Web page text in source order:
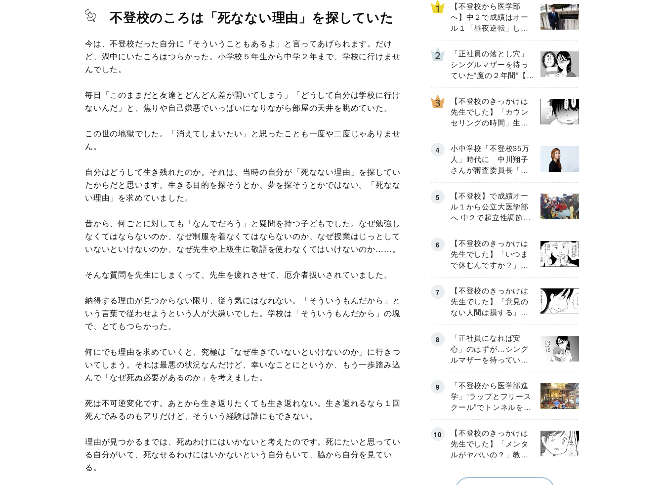
不登校のころは「死なない理由」を探していた
今は、不登校だった自分に「そういうこともあるよ」と言ってあげられます。だけ
ど、渦中にいたころはつらかった。小学校５年生から中学２年まで、学校に行けませ
んでした。
毎日「このままだと友達とどんどん差が開いてしまう」「どうして自分は学校に行け
ないんだ」と、焦りや自己嫌悪でいっぱいになりながら部屋の天井を眺めていた。
この世の地獄でした。「消えてしまいたい」と思ったことも一度や二度じゃありませ
ん。
自分はどうして生き残れたのか。それは、当時の自分が「死なない理由」を探してい
たからだと思います。生きる目的を探そうとか、夢を探そうとかではない。「死なな
い理由」を求めていました。
昔から、何ごとに対しても「なんでだろう」と疑問を持つ子どもでした。なぜ勉強し
なくてはならないのか、なぜ制服を着なくてはならないのか、なぜ授業はじっとして
いないといけないのか、なぜ先生や上級生に敬語を使わなくてはいけないのか……。
そんな質問を先生にしまくって、先生を疲れさせて、厄介者扱いされていました。
納得する理由が見つからない限り、従う気にはなれない。「そういうもんだから」と
いう言葉で従わせようという人が大嫌いでした。学校は「そういうもんだから」の塊
で、とてもつらかった。
何にでも理由を求めていくと、究極は「なぜ生きていないといけないのか」に行きつ
いてしまう。それは最悪の状況なんだけど、幸いなことにというか、もう一歩踏み込
んで「なぜ死ぬ必要があるのか」を考えました。
死は不可逆変化です。あとから生き返りたくても生き返れない。生き返れるなら１回
死んでみるのもアリだけど、そういう経験は誰にもできない。
理由が見つかるまでは、死ぬわけにはいかないと考えたのです。死にたいと思ってい
る自分がいて、死なせるわけにはいかないという自分もいて、脇から自分を見てい
る。
【不登校から医学部
へ】中２で成績はオー
ル１「昼夜逆転」した
わが子を”夜遊び”に連れ
出した母の気づき
「正社員の落とし穴」
シングルマザーを待っ
ていた“魔の２年間”【後
編】
【不登校のきっかけは
先生でした】「カウン
セリングの時間」生徒
の情報をバラしたの
は…《第２話》
小中学校「不登校35万
人」時代に 中川翔子
さんが審査委員長「不
登校生動画甲子園
2026」が開催
【不登校】で成績オー
ル１から公立大医学部
へ 中２で起立性調節障
害「治るまで３年」の
診断 そのとき母は
【不登校のきっかけは
先生でした】「いつま
で休むんですか？」追
い詰められる母と息子
《第６話》
【不登校のきっかけは
先生でした】「意見の
ない人間は損する」担
任の一言が苦しみに…
《第１話》
「正社員になれば安
心」のはずが…シング
ルマザーを待ってい
た“魔の２年間”【前編】
「不登校から医学部進
学」“ラップとフリース
クール”でトンネルを脱
して高校受験へ〔元野
球少年の実話〕
【不登校のきっかけは
先生でした】「メンタ
ルがヤバいの？」教室
で始まった悪ふざけ
《第３話》